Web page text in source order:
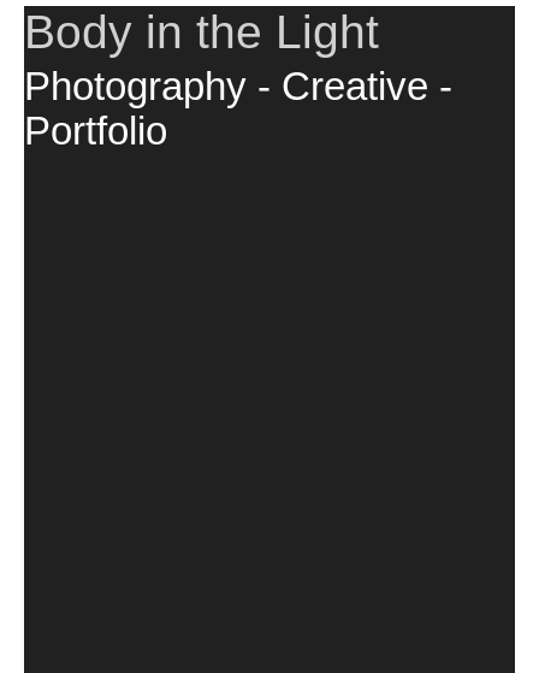
Body in the Light
Photography - Creative -
Portfolio